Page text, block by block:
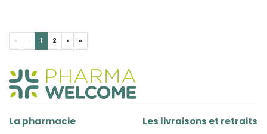
« ‹ 1 2 › »
La pharmacie Les livraisons et retraits